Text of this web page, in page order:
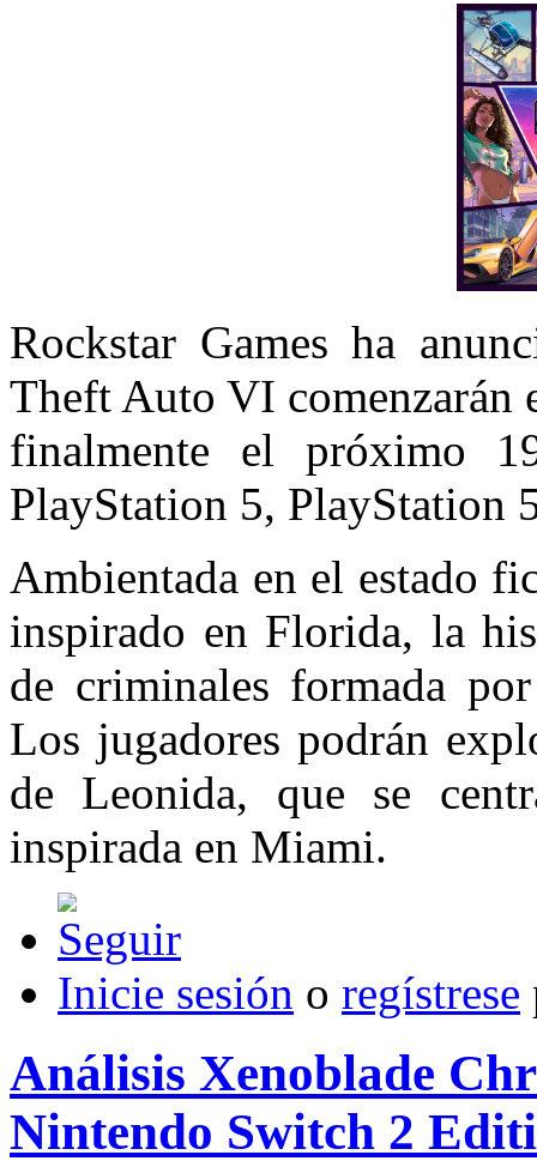
Rockstar Games ha
Theft Auto VI comenzarán
finalmente el próximo
PlayStation 5, PlayStation
Ambientada en el estado
inspirado en Florida, la
de criminales formada
Los jugadores podrán
de Leonida, que se
inspirada en Miami.
Inicie sesión o regístrese
Análisis Xenoblade
Nintendo Switch 2